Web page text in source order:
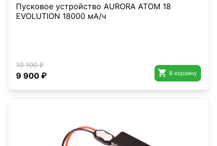
Пусковое устройство AURORA ATOM 18
EVOLUTION 18000 мА/ч
10 100 ₽
9 900 ₽  В корзину